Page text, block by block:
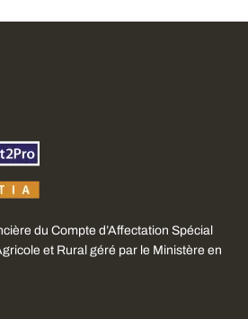
du Compte d’Affectation Spécial
et Rural géré par le Ministère en